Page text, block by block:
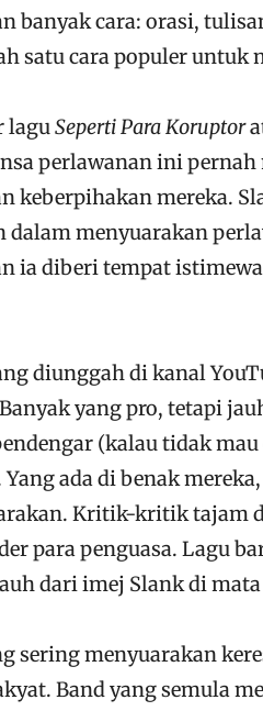
banyak cara: orasi,
satu cara populer untuk
laguSeperti Para Koruptor
perlawanan ini
keberpihakan mereka.
dalam menyuarakan
ia diberi tempat
diunggah di kanal
yang pro, tetapi
(kalau tidak
ada di benak
Kritik-kritik tajam
para penguasa. Lagu
dari imej Slank di
sering menyuarakan
Band yang semula